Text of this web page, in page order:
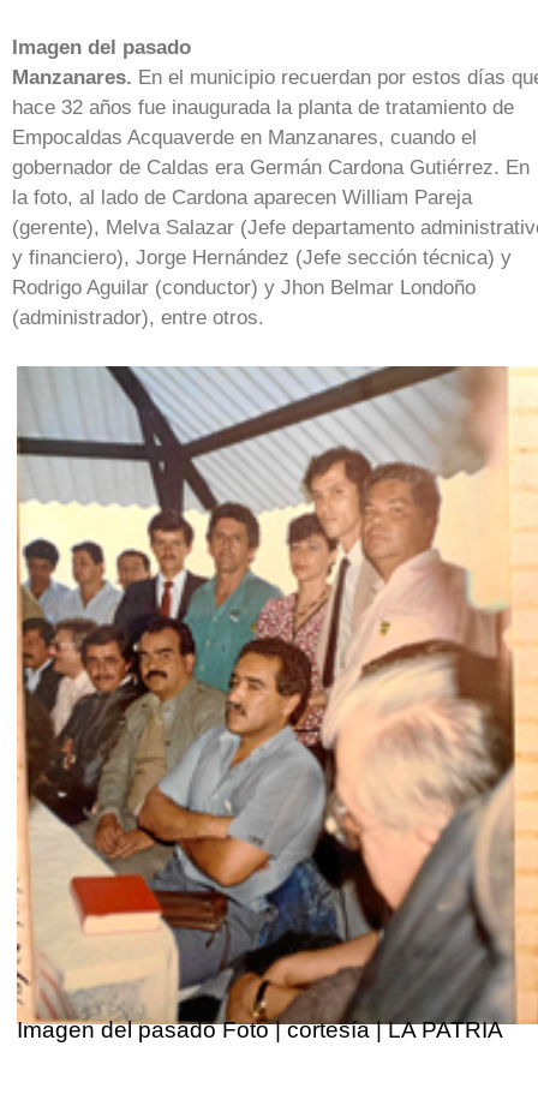
Imagen del pasado
Manzanares. En el municipio recuerdan por estos días
hace 32 años fue inaugurada la planta de tratamiento de
Empocaldas Acquaverde en Manzanares, cuando el
gobernador de Caldas era Germán Cardona Gutiérrez. En
la foto, al lado de Cardona aparecen William Pareja
(gerente), Melva Salazar (Jefe departamento
y financiero), Jorge Hernández (Jefe sección técnica) y
Rodrigo Aguilar (conductor) y Jhon Belmar Londoño
(administrador), entre otros.
Imagen del pasado Foto | cortesía | LA PATRIA